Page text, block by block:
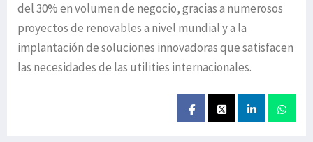
del 30% en volumen de negocio, gracias a numerosos
proyectos de renovables a nivel mundial y a la
implantación de soluciones innovadoras que satisfacen
las necesidades de las utilities internacionales.